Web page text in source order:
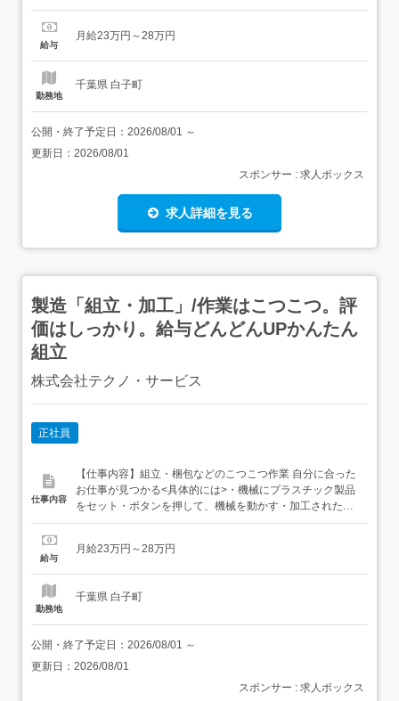
あり(年1回)<仕事内容>モノづくり業界でのお仕事/仕分け
ほか、組立や加工などもあります!)覚えやすいルーティン
給与
月給23万円～28万円
勤務地
千葉県 白子町
公開・終了予定日： 2026/08/01 ～
更新日： 2026/08/01
スポンサー : 求人ボックス
求人詳細を見る
製造「組立・加工」/作業はこつこつ。評
価はしっかり。給与どんどんUPかんたん
組立
株式会社テクノ・サービス
正社員
仕事内容
【仕事内容】組立・梱包などのこつこつ作業 自分に合った
お仕事が見つかる<具体的には>・機械にプラスチック製品
をセット・ボタンを押して、機械を動かす・加工された製
品を、丁寧に箱にしまうなど、シンプルなものがたくさ
し、ぴったりなお仕事を一緒に見つけます! 未経験の方が活
給与
月給23万円～28万円
勤務地
千葉県 白子町
公開・終了予定日： 2026/08/01 ～
更新日： 2026/08/01
スポンサー : 求人ボックス